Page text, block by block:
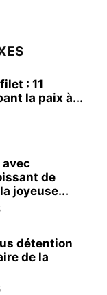
: 11
la paix à...
de
joyeuse...
détention
de la